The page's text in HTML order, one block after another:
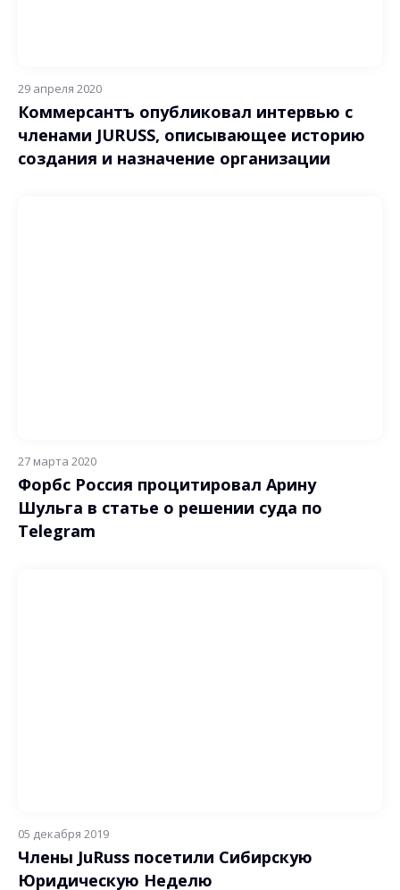
29 апреля 2020
Кoммерсантъ опубликовал интервью с
членами JURUSS, описывающее историю
создания и назначение организации
27 марта 2020
Форбс Россия процитировал Арину
Шульга в статье о решении суда по
Telegram
05 декабря 2019
Члены JuRuss посетили Сибирскую
Юридическую Неделю